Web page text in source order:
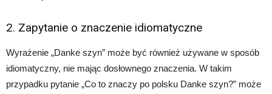
2. Zapytanie o znaczenie idiomatyczne
Wyrażenie „Danke szyn” może być również używane w sposób
idiomatyczny, nie mając dosłownego znaczenia. W takim
przypadku pytanie „Co to znaczy po polsku Danke szyn?” może